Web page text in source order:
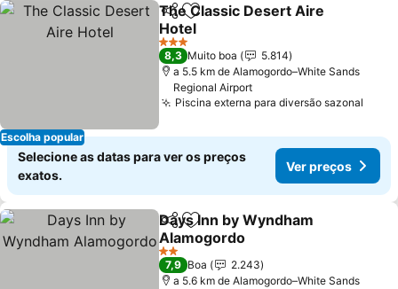
Escolha popular
PartilharAdicionar aos favoritos
The Classic Desert Aire
Hotel
Ver preços
3 Estrelas
8,3 Muito boa
5.814
a 5.5 km de Alamogordo–White Sands
Regional Airport
Piscina externa para diversão sazonal
Selecione as datas para ver os preços
exatos.
Ver preços
PartilharAdicionar aos favoritos
Days Inn by Wyndham
Alamogordo
Ver preços
2 Estrelas
7,9 Boa
2.243
a 5.6 km de Alamogordo–White Sands